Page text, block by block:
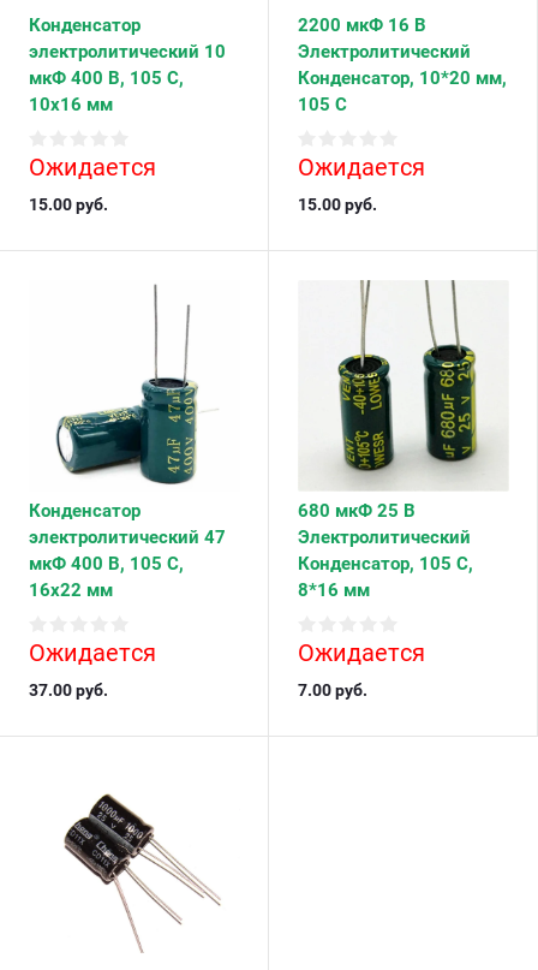
Конденсатор
электролитический 10
мкФ 400 В, 105 С,
10х16 мм
Ожидается
15.00руб.
2200 мкФ 16 В
Электролитический
Конденсатор, 10*20 мм,
105 С
Ожидается
15.00руб.
Конденсатор
электролитический 47
мкФ 400 В, 105 С,
16х22 мм
Ожидается
37.00руб.
680 мкФ 25 В
Электролитический
Конденсатор, 105 С,
8*16 мм
Ожидается
7.00руб.